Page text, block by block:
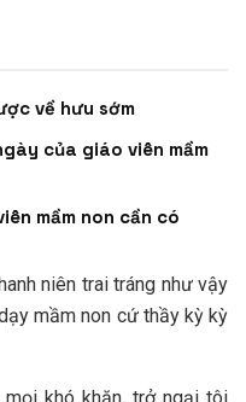
về hưu sớm
của giáo viên mầm
mầm non cần có
niên trai tráng như vậy
mầm non cứ thầy kỳ kỳ